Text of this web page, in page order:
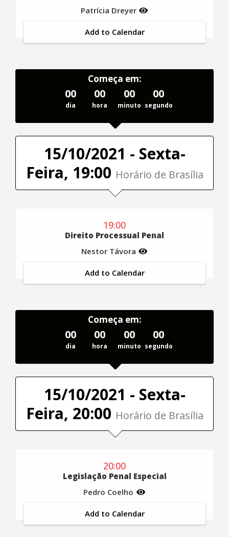
Patrícia Dreyer
Add to Calendar
Começa em:
00
dia
00
hora
00
minuto
00
segundo
15/10/2021 - Sexta-
Feira, 19:00 Horário de Brasília
19:00
Direito Processual Penal
Nestor Távora
Add to Calendar
Começa em:
00
dia
00
hora
00
minuto
00
segundo
15/10/2021 - Sexta-
Feira, 20:00 Horário de Brasília
20:00
Legislação Penal Especial
Pedro Coelho
Add to Calendar